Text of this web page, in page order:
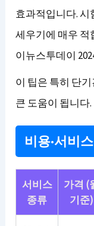
효과적입니다. 시
세우기에 매우 적
이뉴스투데이
이 팁은 특히 단
큰 도움이 됩니다.
비용·서비
서비스
종류
가격 (
기준)